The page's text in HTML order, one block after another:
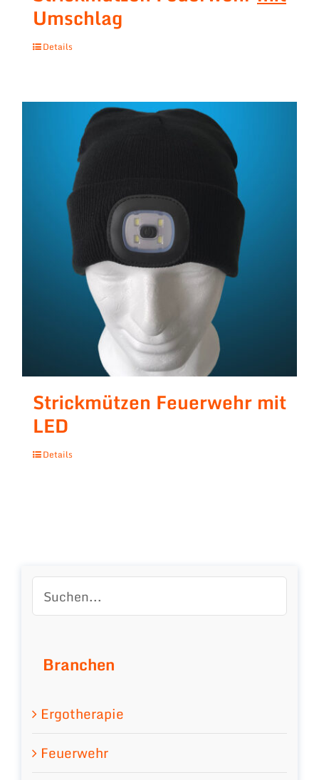
Umschlag
Details
Strickmützen Feuerwehr mit
LED
Details
Branchen
Ergotherapie
Feuerwehr